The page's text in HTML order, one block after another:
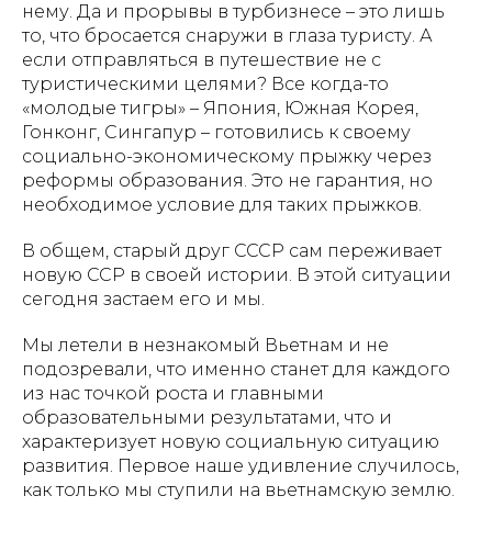
нему. Да и прорывы в турбизнесе – это лишь
то, что бросается снаружи в глаза туристу. А
если отправляться в путешествие не с
туристическими целями? Все когда-то
«молодые тигры» – Япония, Южная Корея,
Гонконг, Сингапур – готовились к своему
социально-экономическому прыжку через
реформы образования. Это не гарантия, но
необходимое условие для таких прыжков.
В общем, старый друг СССР сам переживает
новую ССР в своей истории. В этой ситуации
сегодня застаем его и мы.
Мы летели в незнакомый Вьетнам и не
подозревали, что именно станет для каждого
из нас точкой роста и главными
образовательными результатами, что и
характеризует новую социальную ситуацию
развития. Первое наше удивление случилось,
как только мы ступили на вьетнамскую землю.